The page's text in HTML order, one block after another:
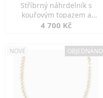
Stříbrný náhrdelník s
kouřovým topazem a
markazity
4 700 Kč
NOVÉ OBJEDNÁNO